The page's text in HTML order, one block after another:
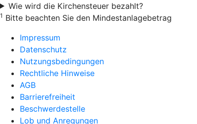
Wie wird die Kirchensteuer bezahlt?
1 Bitte beachten Sie den Mindestanlagebetrag
Impressum
Datenschutz
Nutzungsbedingungen
Rechtliche Hinweise
AGB
Barrierefreiheit
Beschwerdestelle
Lob und Anregungen